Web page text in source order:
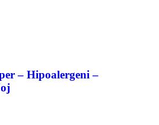
– Hipoalergeni –